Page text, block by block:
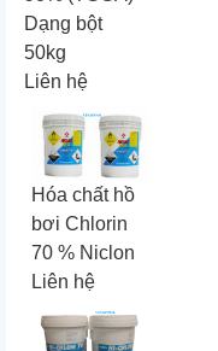
Dạng bột
50kg
Liên hệ
Hóa chất hồ
bơi Chlorin
70 % Niclon
Liên hệ